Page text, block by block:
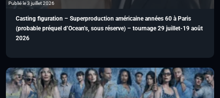
Publié le 3 juillet 2026
Casting figuration – Superproduction américaine années 60 à Paris
(probable préquel d’Ocean’s, sous réserve) – tournage 29 juillet-19 août
2026